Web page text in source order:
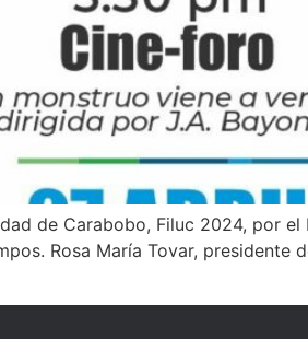
de Carabobo, Filuc 2024, por el
Rosa María Tovar, presidente